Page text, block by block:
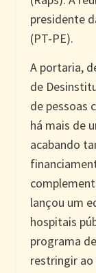
presidente
(PT-PE).
A portaria,
de
de pessoas
há mais de
acabando
lançou um
hospitais
programa
restringir ao